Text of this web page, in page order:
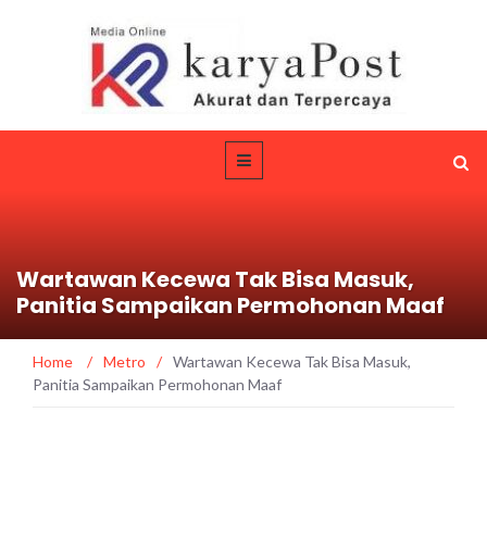
Wartawan Kecewa Tak Bisa Masuk,
Panitia Sampaikan Permohonan Maaf
Home / Metro / Wartawan Kecewa Tak Bisa Masuk,
Panitia Sampaikan Permohonan Maaf